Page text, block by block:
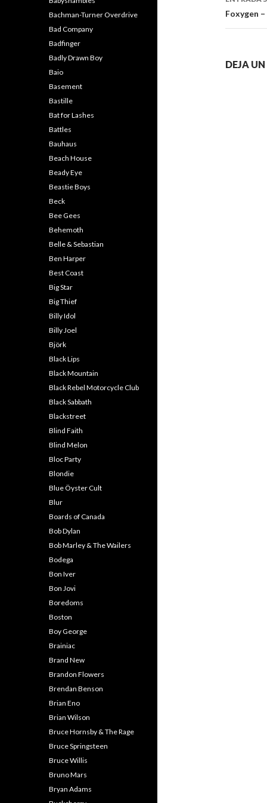
Foxygen
DEJA
Bachman-Turner Overdrive
Bad Company
Badfinger
Badly Drawn Boy
Baio
Basement
Bastille
Bat for Lashes
Battles
Bauhaus
Beach House
Beady Eye
Beastie Boys
Beck
Bee Gees
Behemoth
Belle & Sebastian
Ben Harper
Best Coast
Big Star
Big Thief
Billy Idol
Billy Joel
Björk
Black Lips
Black Mountain
Black Rebel Motorcycle Club
Black Sabbath
Blackstreet
Blind Faith
Blind Melon
Bloc Party
Blondie
Blue Öyster Cult
Blur
Boards of Canada
Bob Dylan
Bob Marley & The Wailers
Bodega
Bon Iver
Bon Jovi
Boredoms
Boston
Boy George
Brainiac
Brand New
Brandon Flowers
Brendan Benson
Brian Eno
Brian Wilson
Bruce Hornsby & The Rage
Bruce Springsteen
Bruce Willis
Bruno Mars
Bryan Adams